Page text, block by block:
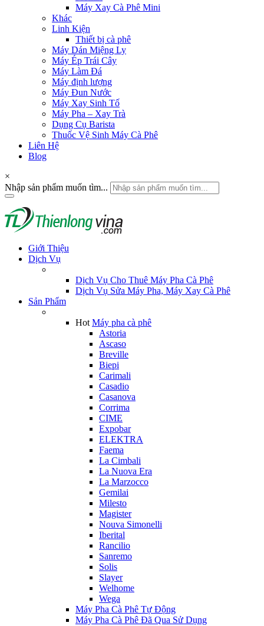
Máy Xay Cà Phê Mini
Khác
Linh Kiện
Thiết bị cà phê
Máy Dán Miệng Ly
Máy Ép Trái Cây
Máy Làm Đá
Máy định lượng
Máy Đun Nước
Máy Xay Sinh Tố
Máy Pha – Xay Trà
Dụng Cụ Barista
Thuốc Vệ Sinh Máy Cà Phê
Liên Hệ
Blog
×
Nhập sản phẩm muốn tìm...
Giới Thiệu
Dịch Vụ
Dịch Vụ Cho Thuê Máy Pha Cà Phê
Dịch Vụ Sửa Máy Pha, Máy Xay Cà Phê
Sản Phẩm
Hot Máy pha cà phê
Astoria
Ascaso
Breville
Biepi
Carimali
Casadio
Casanova
Corrima
CIME
Expobar
ELEKTRA
Faema
La Cimbali
La Nuova Era
La Marzocco
Gemilai
Milesto
Magister
Nouva Simonelli
Iberital
Rancilio
Sanremo
Solis
Slayer
Welhome
Wega
Máy Pha Cà Phê Tự Động
Máy Pha Cà Phê Đã Qua Sử Dụng